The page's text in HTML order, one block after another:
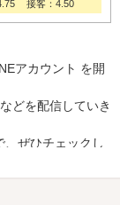
接客：4.50
アカウント を開
どを配信していき
ぜひチェックし